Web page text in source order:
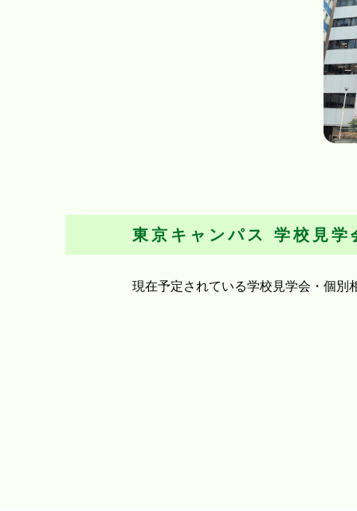
東京キャンパス 学校見学
現在予定されている学校見学会・個別